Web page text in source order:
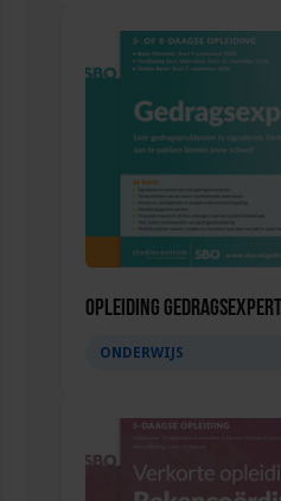
Opleiding Gedragsexpert
ONDERWIJS